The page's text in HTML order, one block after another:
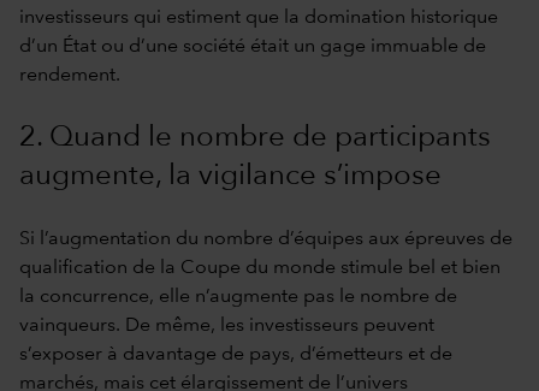
investisseurs qui estiment que la domination historique
d’un État ou d’une société était un gage immuable de
rendement.
2. Quand le nombre de participants
augmente, la vigilance s’impose
Si l’augmentation du nombre d’équipes aux épreuves de
qualification de la Coupe du monde stimule bel et bien
la concurrence, elle n’augmente pas le nombre de
vainqueurs. De même, les investisseurs peuvent
s’exposer à davantage de pays, d’émetteurs et de
marchés, mais cet élargissement de l’univers